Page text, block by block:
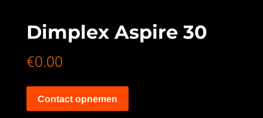
Dimplex Aspire 30
€0.00
Contact opnemen